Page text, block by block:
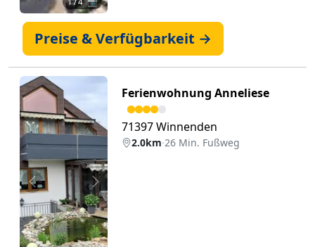
Preise & Verfügbarkeit →
Zurück Weiter
Ferienwohnung Anneliese
71397 Winnenden
2.0km·26 Min. Fußweg